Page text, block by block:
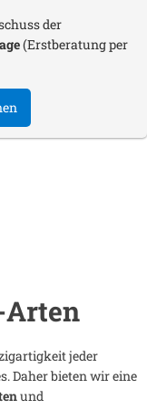
der
(Erstberatung per
jeder
Daher bieten wir eine
und